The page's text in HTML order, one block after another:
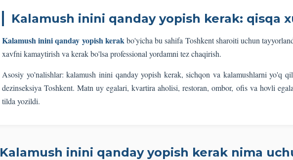
Kalamush inini qanday yopish kerak: qisqa
Kalamush inini qanday yopish kerak bo'yicha bu sahifa Toshkent sharoiti uchun
xavfni kamaytirish va kerak bo'lsa professional yordamni tez chaqirish.
Asosiy yo'nalishlar: kalamush inini qanday yopish kerak, sichqon va kalamushlarni yo'q
dezinseksiya Toshkent. Matn uy egalari, kvartira aholisi, restoran, ombor, ofis va hovli
tilda yozildi.
Kalamush inini qanday yopish kerak nima